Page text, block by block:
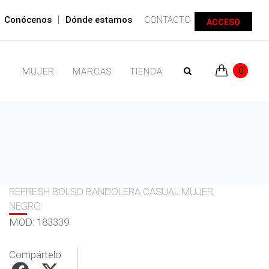
Conócenos | Dónde estamos CONTACTO ACCESO
MUJER MARCAS TIENDA 0
REFRESH BOLSO BANDOLERA CASUAL MUJER
NEGRO
MOD: 183339
Compártelo